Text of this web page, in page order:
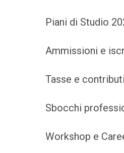
Piani di Studio
Ammissioni e
Tasse e contributi
Sbocchi
Workshop e